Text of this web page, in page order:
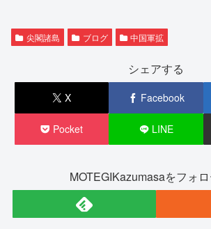
尖閣諸島 ブログ 中国軍拡
シェアする
X Facebook
Pocket LINE
MOTEGIKazumasaをフォ